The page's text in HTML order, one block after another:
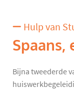
Hulp van
Spaans,
Bijna tweederde